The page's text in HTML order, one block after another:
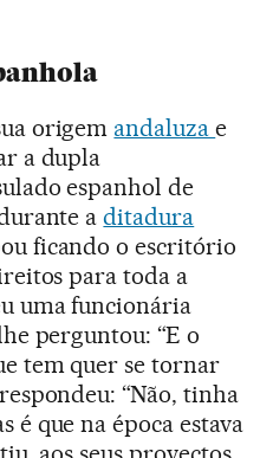
origem andaluzae
a dupla
espanhol de
aditadura
ficando o escritório
para toda a
uma funcionária
perguntou: “E o
tem quer se tornar
“Não, tinha
é que na época estava